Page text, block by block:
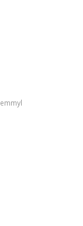
emmyl